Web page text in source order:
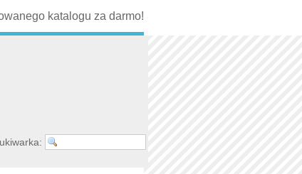
katalogu za darmo!